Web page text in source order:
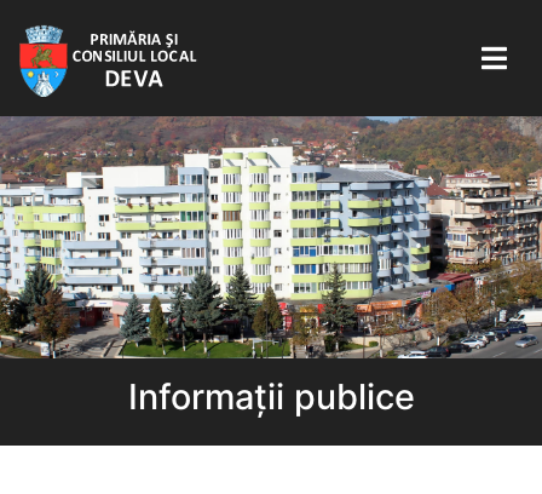
Informații publice